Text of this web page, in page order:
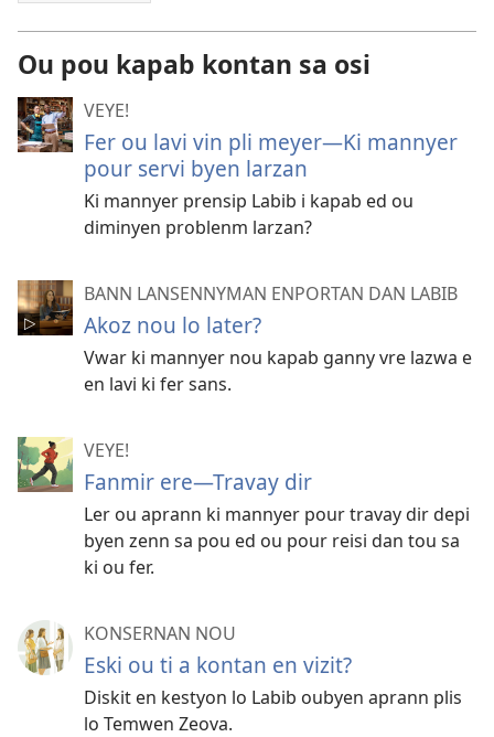
Ou pou kapab kontan sa osi
VEYE!
Fer ou lavi vin pli meyer​—Ki mannyer
pour servi byen larzan
Ki mannyer prensip Labib i kapab ed ou
diminyen problenm larzan?
BANN LANSENNYMAN ENPORTAN DAN LABIB
Akoz nou lo later?
Vwar ki mannyer nou kapab ganny vre lazwa e
en lavi ki fer sans.
VEYE!
Fanmir ere​—Travay dir
Ler ou aprann ki mannyer pour travay dir depi
byen zenn sa pou ed ou pour reisi dan tou sa
ki ou fer.
KONSERNAN NOU
Eski ou ti a kontan en vizit?
Diskit en kestyon lo Labib oubyen aprann plis
lo Temwen Zeova.